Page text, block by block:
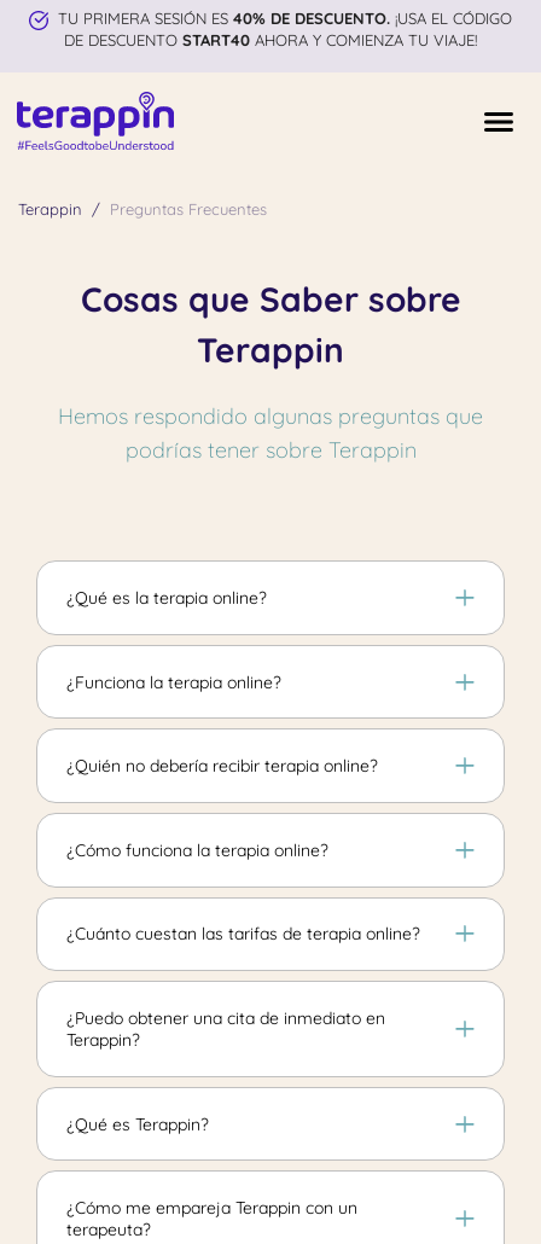
TU PRIMERA SESIÓN ES 40% DE DESCUENTO. ¡USA EL CÓDIGO
DE DESCUENTO START40 AHORA Y COMIENZA TU VIAJE!
Terappin Preguntas Frecuentes
Cosas que Saber sobre
Terappin
Hemos respondido algunas preguntas que
podrías tener sobre Terappin
¿Qué es la terapia online?
¿Funciona la terapia online?
¿Quién no debería recibir terapia online?
¿Cómo funciona la terapia online?
¿Cuánto cuestan las tarifas de terapia online?
¿Puedo obtener una cita de inmediato en
Terappin?
¿Qué es Terappin?
¿Cómo me empareja Terappin con un
terapeuta?